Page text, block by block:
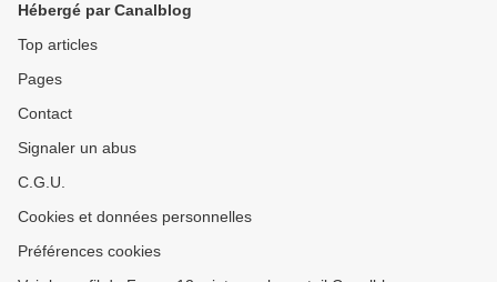
Hébergé par Canalblog
Top articles
Pages
Contact
Signaler un abus
C.G.U.
Cookies et données personnelles
Préférences cookies